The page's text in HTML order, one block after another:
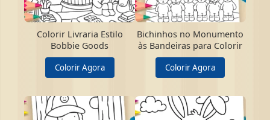
Colorir Livraria Estilo
Bobbie Goods
Colorir Agora
Bichinhos no Monumento
às Bandeiras para Colorir
Colorir Agora